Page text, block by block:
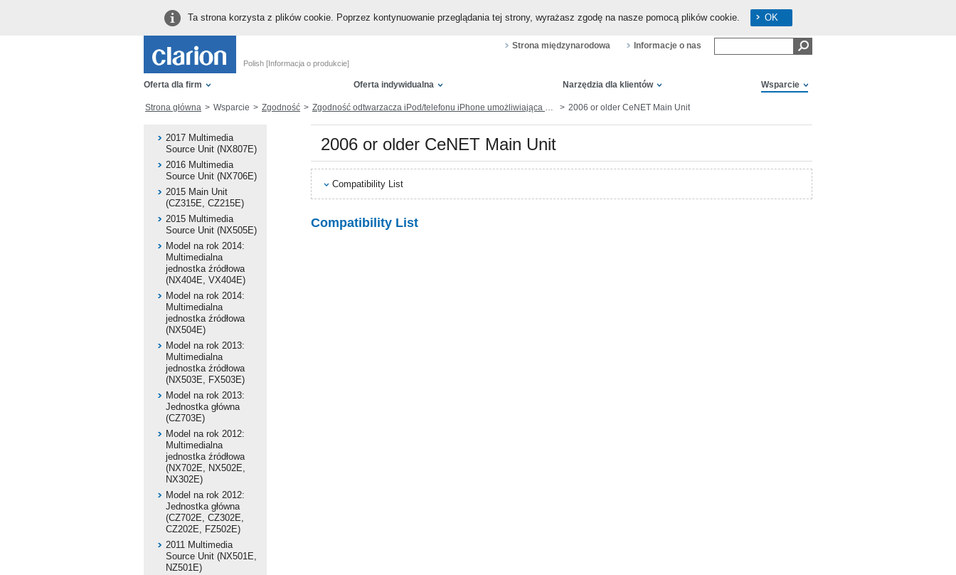
Ta strona korzysta z plików cookie. Poprzez kontynuowanie przeglądania tej strony, wyrażasz zgodę na nasze pomocą plików cookie. OK
Polish [Informacja o produkcie]
Strona międzynarodowa Informacje o nas
Oferta dla firm Oferta indywidualna Narzędzia dla klientów Wsparcie
Strona główna Wsparcie Zgodność Zgodność odtwarzacza iPod/telefonu iPhone umożliwiająca odtwarzanie muzyki i wideo (przez gniazdo dokowania lub Lightning) 2006 or older CeNET Main Unit
2017 Multimedia
Source Unit (NX807E)
2016 Multimedia
Source Unit (NX706E)
2015 Main Unit
(CZ315E, CZ215E)
2015 Multimedia
Source Unit (NX505E)
Model na rok 2014:
Multimedialna
jednostka źródłowa
(NX404E, VX404E)
Model na rok 2014:
Multimedialna
jednostka źródłowa
(NX504E)
Model na rok 2013:
Multimedialna
jednostka źródłowa
(NX503E, FX503E)
Model na rok 2013:
Jednostka główna
(CZ703E)
Model na rok 2012:
Multimedialna
jednostka źródłowa
(NX702E, NX502E,
NX302E)
Model na rok 2012:
Jednostka główna
(CZ702E, CZ302E,
CZ202E, FZ502E)
2011 Multimedia
Source Unit (NX501E,
NZ501E)
2006 or older CeNET Main Unit
Compatibility List
Compatibility List